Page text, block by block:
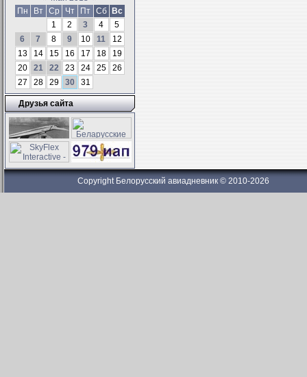
Пн
Вт Ср Чт Пт Сб
Вс
1
2 3 4
5
6
7 8 9 10 11
12
13
14 15 16 17 18
19
20
21 22 23 24 25
26
27
28 29 30 31
Друзья сайта
Copyright Белорусский авиадневник © 2010-2026